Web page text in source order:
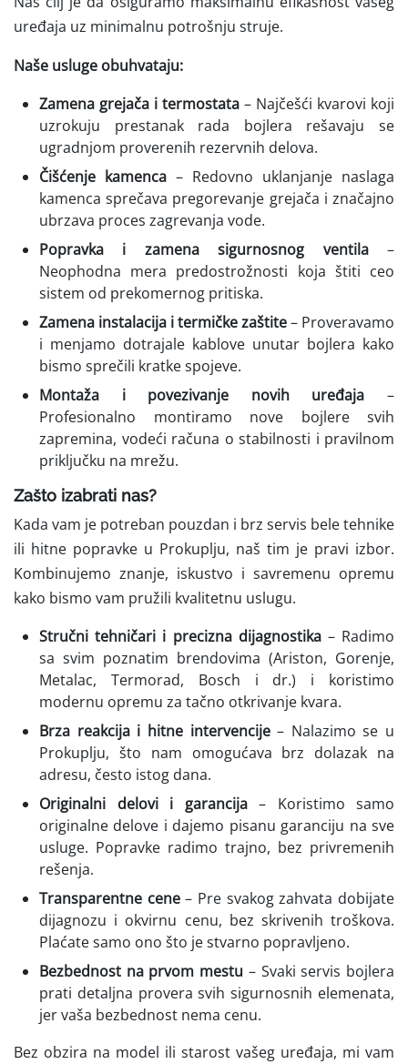
uređaja uz minimalnu potrošnju struje.
Naše usluge obuhvataju:
Zamena grejača i termostata – Najčešći kvarovi koji
uzrokuju prestanak rada bojlera rešavaju se
ugradnjom proverenih rezervnih delova.
Čišćenje kamenca – Redovno uklanjanje naslaga
kamenca sprečava pregorevanje grejača i značajno
ubrzava proces zagrevanja vode.
Popravka i zamena sigurnosnog ventila–
Neophodna mera predostrožnosti koja štiti ceo
sistem od prekomernog pritiska.
Zamena instalacija i termičke zaštite– Proveravamo
i menjamo dotrajale kablove unutar bojlera kako
bismo sprečili kratke spojeve.
Montaža i povezivanje novih uređaja –
Profesionalno montiramo nove bojlere svih
zapremina, vodeći računa o stabilnosti i pravilnom
priključku na mrežu.
Zašto izabrati nas?
Kada vam je potreban pouzdan i brz servis bele tehnike
ili hitne popravke u Prokuplju, naš tim je pravi izbor.
Kombinujemo znanje, iskustvo i savremenu opremu
kako bismo vam pružili kvalitetnu uslugu.
Stručni tehničari i precizna dijagnostika– Radimo
sa svim poznatim brendovima (Ariston, Gorenje,
Metalac, Termorad, Bosch i dr.) i koristimo
modernu opremu za tačno otkrivanje kvara.
Brza reakcija i hitne intervencije– Nalazimo se u
Prokuplju, što nam omogućava brz dolazak na
adresu, često istog dana.
Originalni delovi i garancija– Koristimo samo
originalne delove i dajemo pisanu garanciju na sve
usluge. Popravke radimo trajno, bez privremenih
rešenja.
Transparentne cene– Pre svakog zahvata dobijate
dijagnozu i okvirnu cenu, bez skrivenih troškova.
Plaćate samo ono što je stvarno popravljeno.
Bezbednost na prvom mestu – Svaki servis bojlera
prati detaljna provera svih sigurnosnih elemenata,
jer vaša bezbednost nema cenu.
Bez obzira na model ili starost vašeg uređaja, mi vam